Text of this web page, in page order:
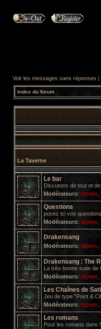
Voir les messages sans réponses |
Index du forum
La Taverne
Le bar
Discutons de tout et
Modérateurs: stpere
Questions
posez ici vos
Modérateurs: stpere
Drakensang
Modérateurs: stpere
Drakensang : The
La très bonne suite de
Modérateurs: stpere
Les Chaînes de
Jeu de type "Point &
Modérateurs: stpere
Les romans
Pour les romans dans